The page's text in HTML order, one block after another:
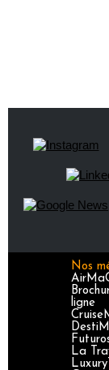
Nos
ligne
La